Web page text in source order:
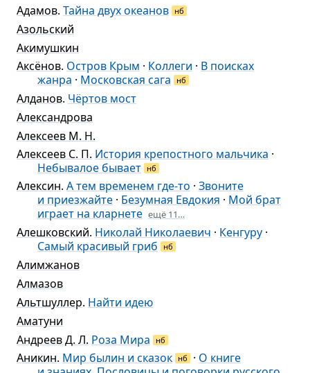
Адамов. Тайна двух океанов нб
Азольский
Акимушкин
Аксёнов. Остров Крым · Коллеги · В поисках
жанра · Московская сага нб
Алданов. Чёртов мост
Александрова
Алексеев М. Н.
Алексеев С. П. История крепостного мальчика ·
Небывалое бывает нб
Алексин. А тем временем где-то · Звоните
и приезжайте · Безумная Евдокия · Мой брат
играет на кларнете ещё 11…
Алешковский. Николай Николаевич · Кенгуру ·
Самый красивый гриб
нб
Алимжанов
Алмазов
Альтшуллер. Найти идею
Аматуни
Андреев Д. Л. Роза Мира нб
Аникин. Мир былин и сказок нб · О книге